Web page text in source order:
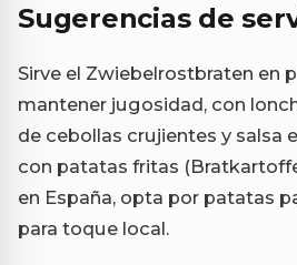
Sugerencias de
Sirve el Zwiebelrostbraten en
mantener jugosidad, con
de cebollas crujientes y salsa
con patatas fritas
en España, opta por patatas
para toque local.